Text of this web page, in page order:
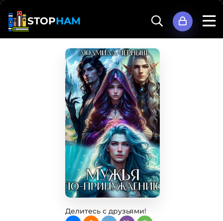
STOPHAM
Делитесь с друзьями!